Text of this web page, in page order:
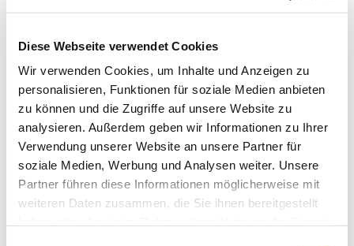
Diese Webseite verwendet Cookies
Wir verwenden Cookies, um Inhalte und Anzeigen zu
personalisieren, Funktionen für soziale Medien anbieten
zu können und die Zugriffe auf unsere Website zu
analysieren. Außerdem geben wir Informationen zu Ihrer
Verwendung unserer Website an unsere Partner für
soziale Medien, Werbung und Analysen weiter. Unsere
Partner führen diese Informationen möglicherweise mit
weiteren Daten zusammen, die Sie ihnen bereitgestellt
-Pop-oder Jazz-Arrangements-
-Gospel-
-sowie Weihnachtsliedern-